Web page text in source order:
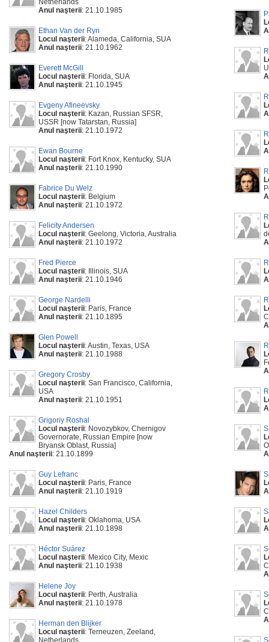
Netherlands
Anul naşterii: 21.10.1985
Ethan Van der Ryn
Locul naşterii: Alameda, California, SUA
Anul naşterii: 21.10.1962
Everett McGill
Locul naşterii: Florida, SUA
Anul naşterii: 21.10.1945
Evgeny Afineevsky
Locul naşterii: Kazan, Russian SFSR,
USSR [now Tatarstan, Russia]
Anul naşterii: 21.10.1972
Ewan Bourne
Locul naşterii: Fort Knox, Kentucky, SUA
Anul naşterii: 21.10.1990
Fabrice Du Welz
Locul naşterii: Belgium
Anul naşterii: 21.10.1972
Felicity Andersen
Locul naşterii: Geelong, Victoria, Australia
Anul naşterii: 21.10.1972
Fred Pierce
Locul naşterii: Illinois, SUA
Anul naşterii: 21.10.1946
George Nardelli
Locul naşterii: Paris, France
Anul naşterii: 21.10.1895
Glen Powell
Locul naşterii: Austin, Texas, USA
Anul naşterii: 21.10.1988
Gregory Crosby
Locul naşterii: San Francisco, California,
USA
Anul naşterii: 21.10.1951
Grigoriy Roshal
Locul naşterii: Novozybkov, Chernigov
Governorate, Russian Empire [now
Bryansk Oblast, Russia]
Anul naşterii: 21.10.1899
Guy Lefranc
Locul naşterii: Paris, France
Anul naşterii: 21.10.1919
Hazel Childers
Locul naşterii: Oklahoma, USA
Anul naşterii: 21.10.1898
Héctor Suárez
Locul naşterii: Mexico City, Mexic
Anul naşterii: 21.10.1938
Helene Joy
Locul naşterii: Perth, Australia
Anul naşterii: 21.10.1978
Herman den Blijker
Locul naşterii: Terneuzen, Zeeland,
Netherlands